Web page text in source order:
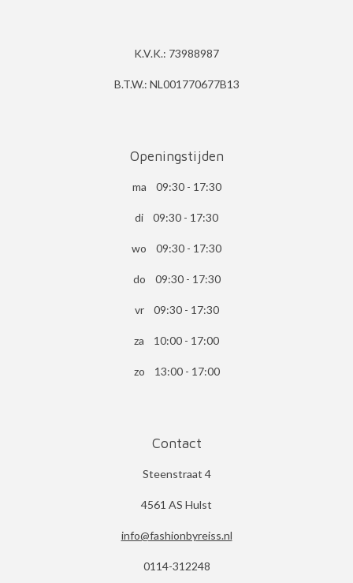
K.V.K.: 73988987
B.T.W.: NL001770677B13
Openingstijden
ma 09:30 - 17:30
di 09:30 - 17:30
wo 09:30 - 17:30
do 09:30 - 17:30
vr 09:30 - 17:30
za 10:00 - 17:00
zo 13:00 - 17:00
Contact
Steenstraat 4
4561 AS Hulst
info@fashionbyreiss.nl
0114-312248